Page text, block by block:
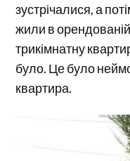
зустрічалися, а
жили в
трикімнатну
було. Це було
квартира.